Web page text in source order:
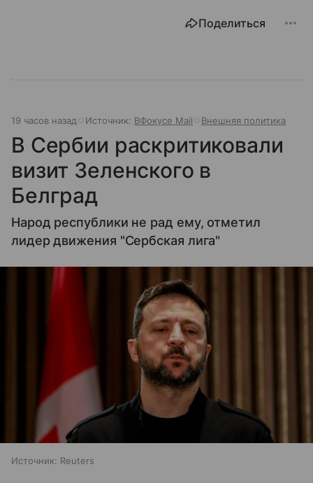
Поделиться
19 часов назад Источник: ВФокусе Mail Внешняя политика
В Сербии раскритиковали
визит Зеленского в
Белград
Народ республики не рад ему, отметил
лидер движения "Сербская лига"
Источник: Reuters